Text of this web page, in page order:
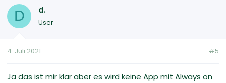
D d.
User
4. Juli 2021 #5
Ja das ist mir klar aber es wird keine App mit Always on